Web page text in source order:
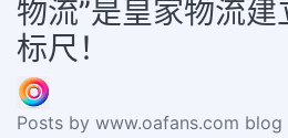
物流”是皇家物流
标尺！
Posts by www.oafans.com blog